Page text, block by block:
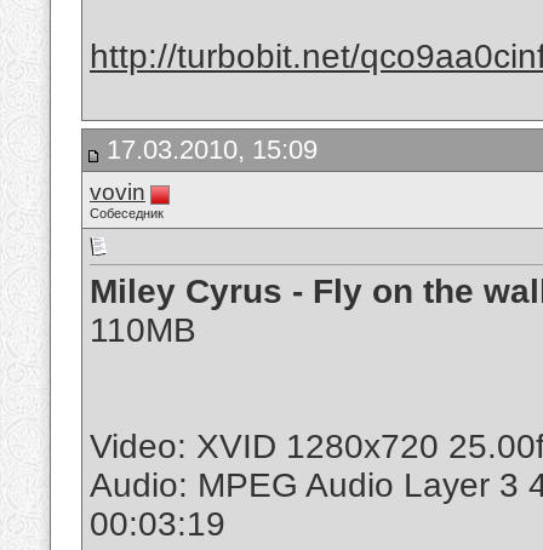
http://turbobit.net/
17.03.2010, 15:09
vovin
Собеседник
Miley Cyrus - Fly on the
110MB
Video: XVID 1280x720
Audio: MPEG Audio Layer 3
00:03:19